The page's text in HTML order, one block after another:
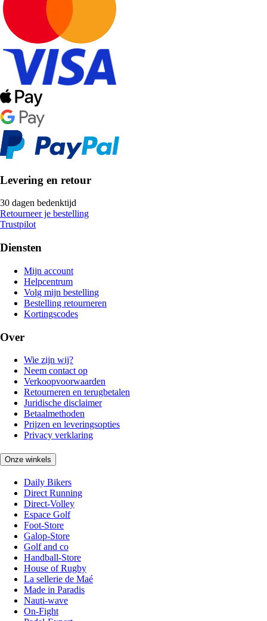
Levering en retour
30 dagen bedenktijd
Retourneer je bestelling
Trustpilot
Diensten
Mijn account
Helpcentrum
Volg mijn bestelling
Bestelling retourneren
Kortingscodes
Over
Wie zijn wij?
Neem contact op
Verkoopvoorwaarden
Retourneren en terugbetalen
Juridische disclaimer
Betaalmethoden
Prijzen en leveringsopties
Privacy verklaring
Onze winkels
Daily Bikers
Direct Running
Direct-Volley
Espace Golf
Foot-Store
Galop-Store
Golf and co
Handball-Store
House of Rugby
La sellerie de Maé
Made in Paradis
Nauti-wave
On-Fight